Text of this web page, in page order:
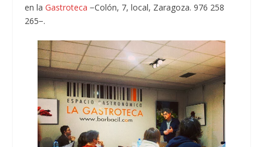
en laGastroteca−Colón, 7, local, Zaragoza. 976 258
265−.